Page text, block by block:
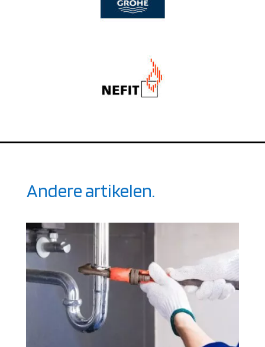
Andere artikelen.